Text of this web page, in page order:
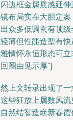
边框金属质感延
布局实在大胆定
众多低调玄有顶
薄但性能造型有
情怀永恒形态可
圈由见示厚"]
上文转录出现了
些狂放上属数风
然结智造崭新春